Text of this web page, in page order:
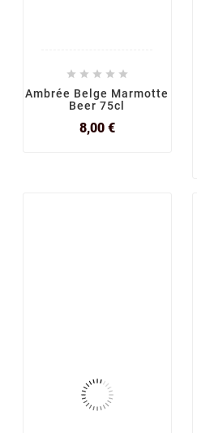
    
Ambrée Belge Marmotte
Beer 75cl
8,00 €Prix